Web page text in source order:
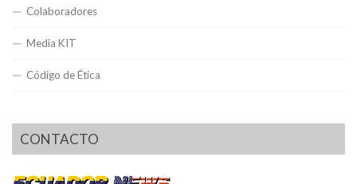
Colaboradores
Media KIT
Código de Ética
CONTACTO